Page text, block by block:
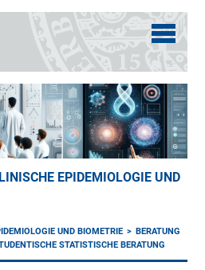
EPIDEMIOLOGIE UND
UND BIOMETRIE
BERATUNG
STATISTISCHE BERATUNG